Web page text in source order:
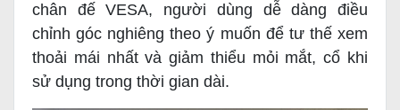
chân đế VESA, người dùng dễ dàng điều
chỉnh góc nghiêng theo ý muốn để tư thế xem
thoải mái nhất và giảm thiểu mỏi mắt, cổ khi
sử dụng trong thời gian dài.